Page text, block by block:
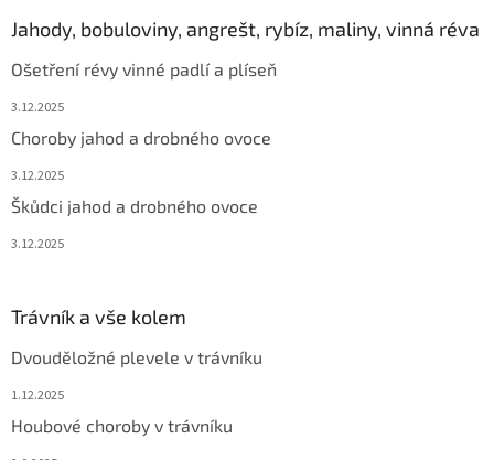
Jahody, bobuloviny, angrešt, rybíz, maliny, vinná réva
Ošetření révy vinné padlí a plíseň
3.12.2025
Choroby jahod a drobného ovoce
3.12.2025
Škůdci jahod a drobného ovoce
3.12.2025
Trávník a vše kolem
Dvouděložné plevele v trávníku
1.12.2025
Houbové choroby v trávníku